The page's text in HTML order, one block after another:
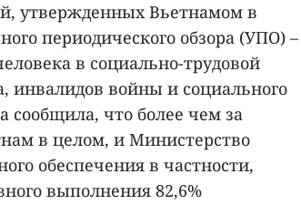
утвержденных Вьетнамом в
периодического обзора (УПО) –
в социально-трудовой
инвалидов войны и социального
сообщила, что более чем за
в целом, и Министерство
обеспечения в частности,
выполнения 82,6%